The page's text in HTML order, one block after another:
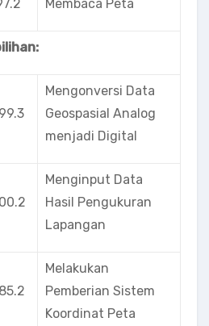
Membaca Peta
Mengonversi Data
Geospasial Analog
menjadi Digital
Menginput Data
Hasil Pengukuran
Lapangan
Melakukan
Pemberian Sistem
Koordinat Peta